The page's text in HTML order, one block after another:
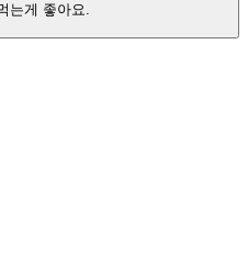
는게 좋아요.